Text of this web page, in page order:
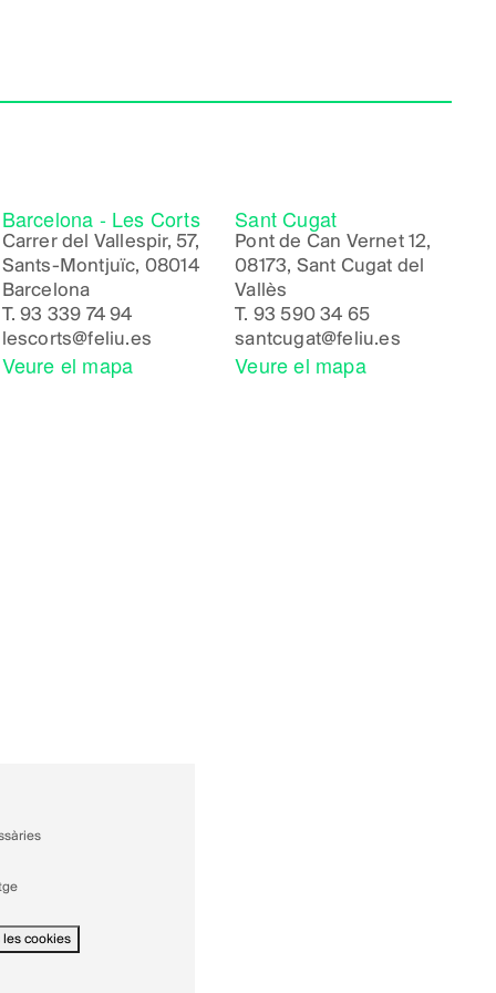
Barcelona - Les Corts
Carrer del Vallespir, 57,
Sants-Montjuïc, 08014
Barcelona
T.93 339 74 94
lescorts@feliu.es
Veure el mapa
Sant Cugat
Pont de Can Vernet 12,
08173, Sant Cugat del
Vallès
T. 93 590 34 65
santcugat@feliu.es
Veure el mapa
cookies